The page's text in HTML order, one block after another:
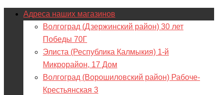
Адреса наших магазинов
Волгоград (Дзержинский район) 30 лет
Победы 70Г
Элиста (Республика Калмыкия) 1-й
Микрорайон, 17 Дом
Волгоград (Ворошиловский район) Рабоче-
Крестьянская 3